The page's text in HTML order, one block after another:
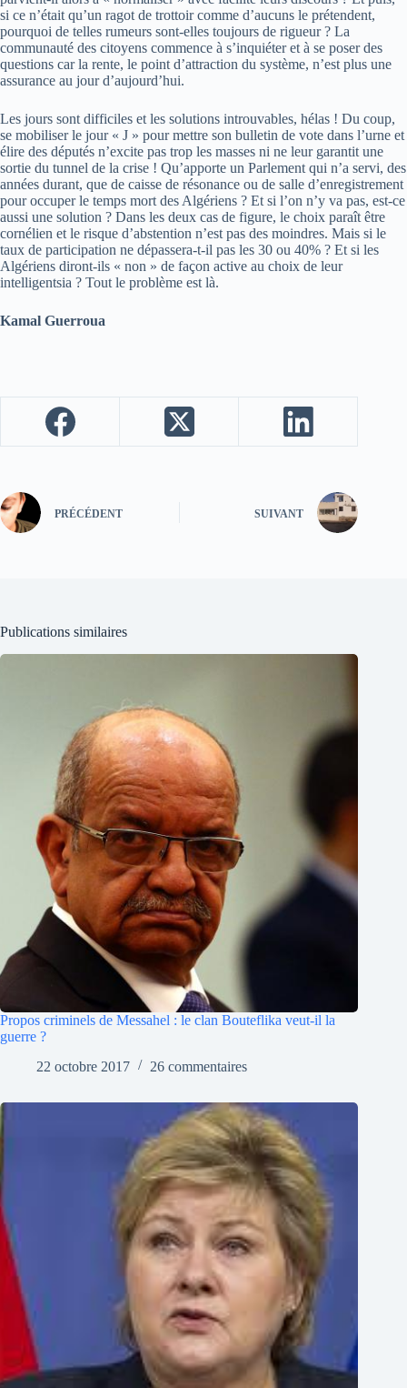
si ce n’était qu’un ragot de trottoir comme d’aucuns le prétendent,
pourquoi de telles rumeurs sont-elles toujours de rigueur ? La
communauté des citoyens commence à s’inquiéter et à se poser des
questions car la rente, le point d’attraction du système, n’est plus une
assurance au jour d’aujourd’hui.
Les jours sont difficiles et les solutions introuvables, hélas ! Du coup,
se mobiliser le jour « J » pour mettre son bulletin de vote dans l’urne et
élire des députés n’excite pas trop les masses ni ne leur garantit une
sortie du tunnel de la crise ! Qu’apporte un Parlement qui n’a servi, des
années durant, que de caisse de résonance ou de salle d’enregistrement
pour occuper le temps mort des Algériens ? Et si l’on n’y va pas, est-ce
aussi une solution ? Dans les deux cas de figure, le choix paraît être
cornélien et le risque d’abstention n’est pas des moindres. Mais si le
taux de participation ne dépassera-t-il pas les 30 ou 40% ? Et si les
Algériens diront-ils « non » de façon active au choix de leur
intelligentsia ? Tout le problème est là.
Kamal Guerroua
PRÉCÉDENT SUIVANT
Publications similaires
Propos criminels de Messahel : le clan Bouteflika veut-il la
guerre ?
22 octobre 2017
26 commentaires